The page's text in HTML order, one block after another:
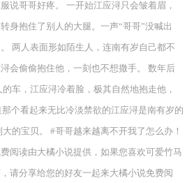
说哥哥好疼。 一开始江应浔只会皱着眉，
身抱住了别人的大腿。一声“哥哥”没喊出
两人表面形如陌生人，连南有岁自己都不
会偷偷抱住他，一刻也不想撒手。 数年后
车，江应浔冷着脸，极其自然地抱走他，
个看起来无比冷淡禁欲的江应浔是南有岁的
的宝贝。 #哥哥越来越离不开我了怎么办！
阅读由大橘小说提供，如果您喜欢可爱竹马
请分享给您的好友一起来大橘小说免费阅